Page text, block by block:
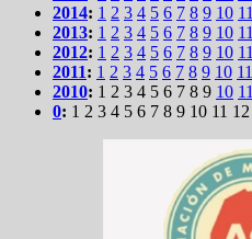
2014: 1 2 3 4 5 6 7 8 9 10 11
2013: 1 2 3 4 5 6 7 8 9 10 11
2012: 1 2 3 4 5 6 7 8 9 10 11
2011: 1 2 3 4 5 6 7 8 9 10 11
2010: 1 2 3 4 5 6 7 8 9 10 11
0: 1 2 3 4 5 6 7 8 9 10 11 12